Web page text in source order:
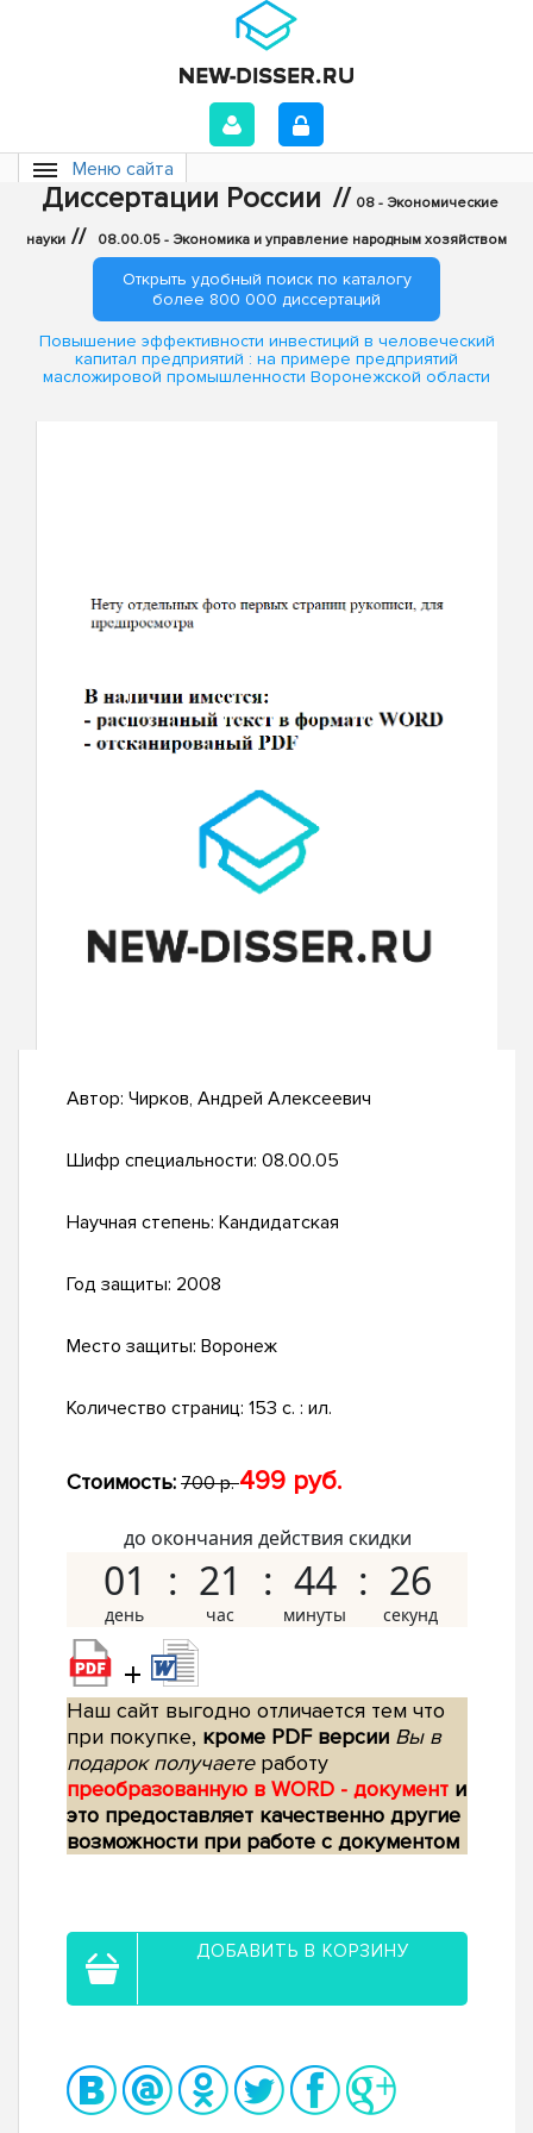
Меню сайта
Диссертации России // 08 - Экономические
науки // 08.00.05 - Экономика и управление народным хозяйством
Открыть удобный поиск по каталогу
более 800 000 диссертаций
Повышение эффективности инвестиций в человеческий
капитал предприятий : на примере предприятий
масложировой промышленности Воронежской области
Автор: Чирков, Андрей Алексеевич
Шифр специальности: 08.00.05
Научная степень: Кандидатская
Год защиты: 2008
Место защиты: Воронеж
Количество страниц: 153 с. : ил.
Стоимость: 700 р.499 руб.
до окончания действия скидки
01 21 44 25
+
Наш сайт выгодно отличается тем что
при покупке, кроме PDF версии Вы в
подарок получаетеработу
преобразованную в WORD - документ и
это предоставляет качественно другие
возможности при работе с документом
ДОБАВИТЬ В КОРЗИНУ